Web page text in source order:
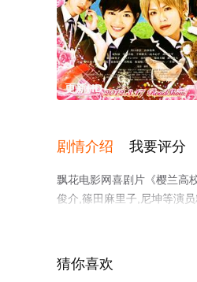
更新HD
剧情介绍 我要评分
飘花电影网喜剧片《樱兰高
俊介,篠田麻里子,尼坤等演
猜你喜欢